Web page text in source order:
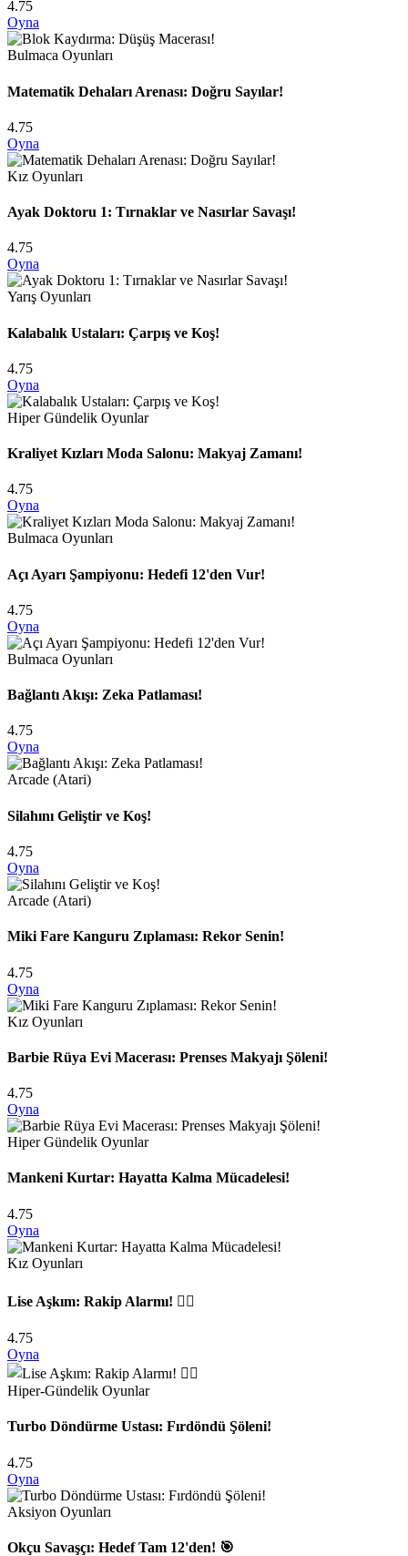
4.75
Oyna
Bulmaca Oyunları
Matematik Dehaları Arenası: Doğru Sayılar!
4.75
Oyna
Kız Oyunları
Ayak Doktoru 1: Tırnaklar ve Nasırlar Savaşı!
4.75
Oyna
Yarış Oyunları
Kalabalık Ustaları: Çarpış ve Koş!
4.75
Oyna
Hiper Gündelik Oyunlar
Kraliyet Kızları Moda Salonu: Makyaj Zamanı!
4.75
Oyna
Bulmaca Oyunları
Açı Ayarı Şampiyonu: Hedefi 12'den Vur!
4.75
Oyna
Bulmaca Oyunları
Bağlantı Akışı: Zeka Patlaması!
4.75
Oyna
Arcade (Atari)
Silahını Geliştir ve Koş!
4.75
Oyna
Arcade (Atari)
Miki Fare Kanguru Zıplaması: Rekor Senin!
4.75
Oyna
Kız Oyunları
Barbie Rüya Evi Macerası: Prenses Makyajı Şöleni!
4.75
Oyna
Hiper Gündelik Oyunlar
Mankeni Kurtar: Hayatta Kalma Mücadelesi!
4.75
Oyna
Kız Oyunları
Lise Aşkım: Rakip Alarmı! ❤️‍🔥
4.75
Oyna
Hiper-Gündelik Oyunlar
Turbo Döndürme Ustası: Fırdöndü Şöleni!
4.75
Oyna
Aksiyon Oyunları
Okçu Savaşçı: Hedef Tam 12'den! 🎯